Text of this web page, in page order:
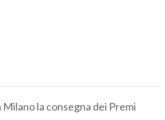
Milano la consegna dei Premi